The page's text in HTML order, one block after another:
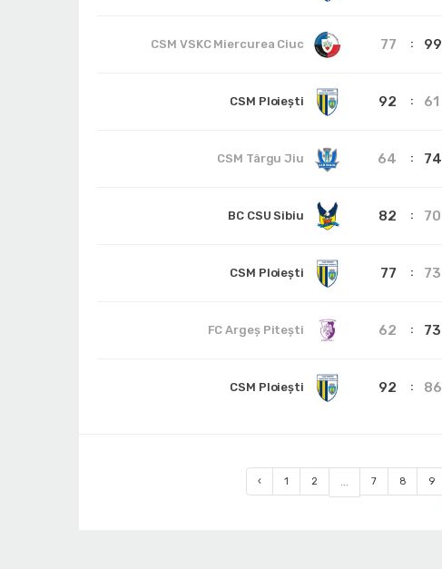
CSM VSKC Miercurea Ciuc 77 99
CSM Ploiești 92 61
CSM Târgu Jiu 64 74
BC CSU Sibiu 82 70
CSM Ploiești 77 73
FC Argeș Pitești 62 73
CSM Ploiești 92 86
‹ 1 2 ... 7 8 9